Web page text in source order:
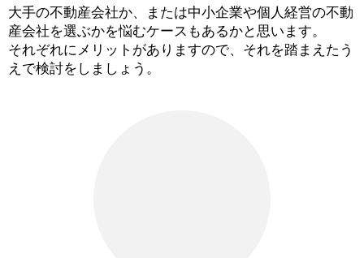
大手の不動産会社か、または中小企業や個人経営の不動
産会社を選ぶかを悩むケースもあるかと思います。
それぞれにメリットがありますので、それを踏まえたう
えで検討をしましょう。